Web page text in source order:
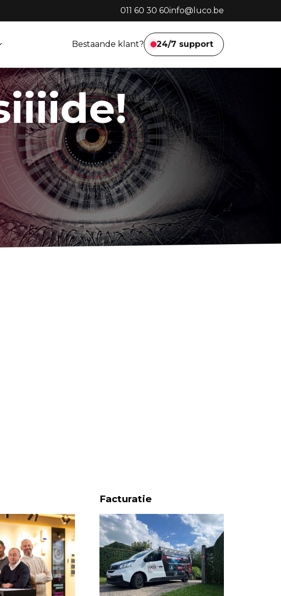
011 60 30 60info@luco.be
Bestaande klant? 24/7 support
We helpen je
meteen.
Facturatie